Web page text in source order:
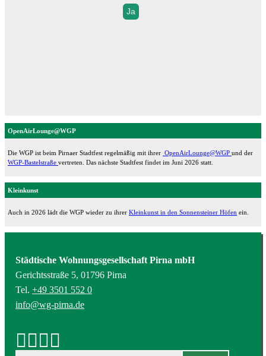
Ja
OpenAirLounge@WGP
Die WGP ist beim Pirnaer Stadtfest regelmäßig mit ihrer OpenAirLounge@WGP und der
WGP-Bastelstraße vertreten. Das nächste Stadtfest findet im Juni 2026 statt.
Kleinkunst
Auch in 2026 lädt die WGP wieder zu ihrer Kleinkunst in den Sonnensteiner Höfen ein.
Städtische Wohnungsgesellschaft Pirna mbH
Gerichtsstraße 5, 01796 Pirna
Tel. +49 3501 552 0
info@wg-pirna.de